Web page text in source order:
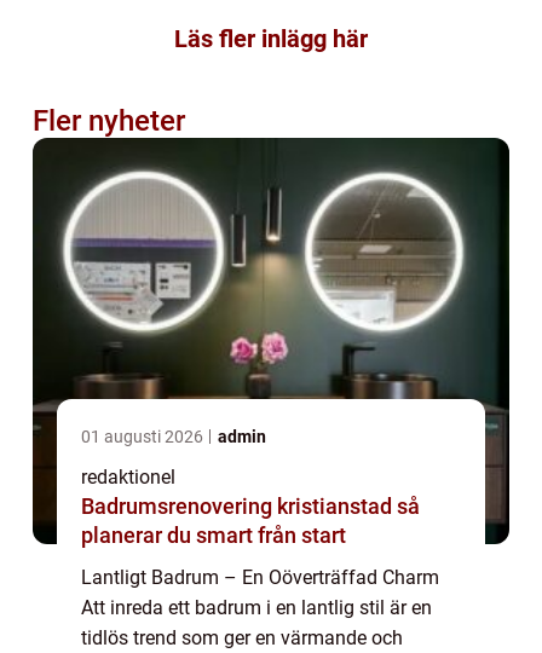
Läs fler inlägg här
Fler nyheter
01 augusti 2026 admin
redaktionel
Badrumsrenovering kristianstad så
planerar du smart från start
Lantligt Badrum – En Oöverträffad Charm
Att inreda ett badrum i en lantlig stil är en
tidlös trend som ger en värmande och